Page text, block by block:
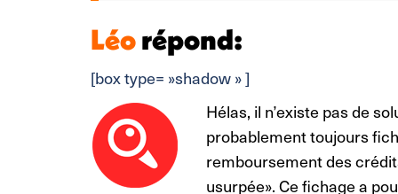
Léorépond:
[box type= »shadow » ]
Hélas, il n’existe pas de
probablement toujours
remboursement des
usurpée». Ce fichage a